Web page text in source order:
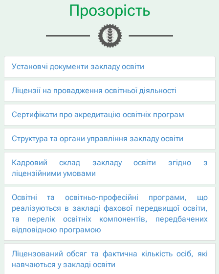
Прозорість
Установчі документи закладу освіти
Ліцензії на провадження освітньої діяльності
Сертифікати про акредитацію освітніх програм
Структура та органи управління закладу освіти
Кадровий склад закладу освіти згідно з
ліцензійними умовами
Освітні та освітньо-професійні програми, що
реалізуються в закладі фахової передвищої освіти,
та перелік освітніх компонентів, передбачених
відповідною програмою
Ліцензований обсяг та фактична кількість осіб, які
навчаються у закладі освіти